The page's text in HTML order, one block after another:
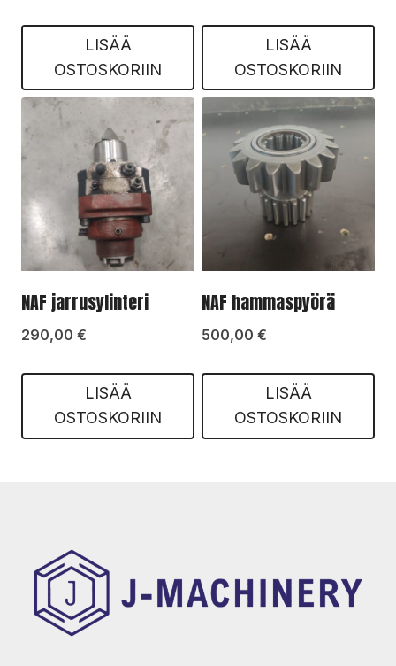
LISÄÄ
OSTOSKORIIN
LISÄÄ
OSTOSKORIIN
NAF jarrusylinteri
290,00 €
LISÄÄ
OSTOSKORIIN
NAF hammaspyörä
500,00 €
LISÄÄ
OSTOSKORIIN